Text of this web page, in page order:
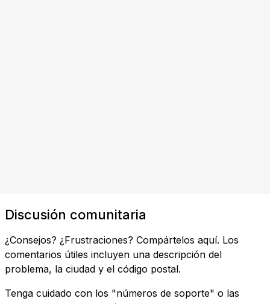
Discusión comunitaria
¿Consejos? ¿Frustraciones? Compártelos aquí. Los
comentarios útiles incluyen una descripción del
problema, la ciudad y el código postal.
Tenga cuidado con los "números de soporte" o las